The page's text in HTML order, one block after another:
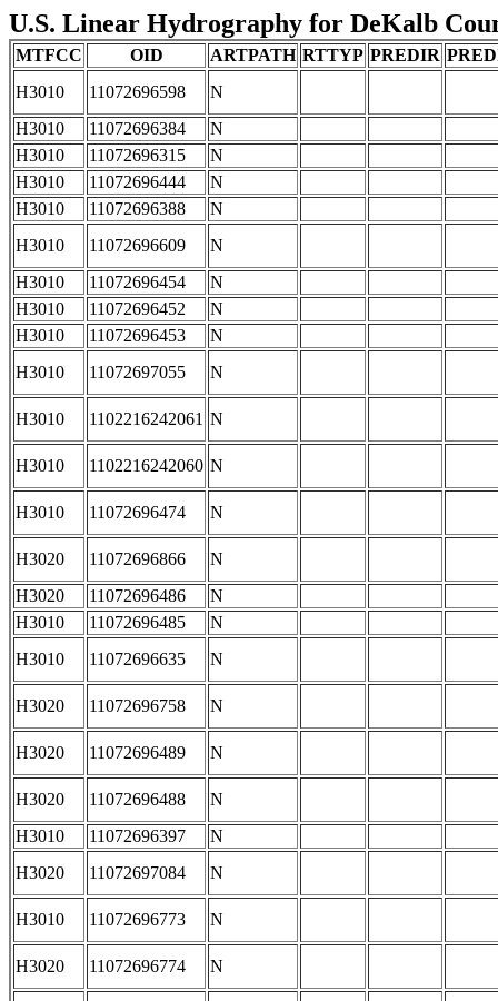
U.S. Linear Hydrography for DeKalb
MTFCC OID ARTPATH RTTYP PREDIR
H3010
11072696598
N
H3010
11072696384
N
H3010
11072696315
N
H3010
11072696444
N
H3010
11072696388
N
H3010
11072696609
N
H3010
11072696454
N
H3010
11072696452
N
H3010
11072696453
N
H3010
11072697055 N
H3010 1102216242061 N
H3010 1102216242060 N
H3010 11072696474 N
H3020 11072696866
N
H3020
11072696486
N
H3010
11072696485
N
H3010
11072696635 N
H3020 11072696758 N
H3020 11072696489 N
H3020 11072696488
N
H3010
11072696397
N
H3020
11072697084 N
H3010 11072696773 N
H3020 11072696774 N